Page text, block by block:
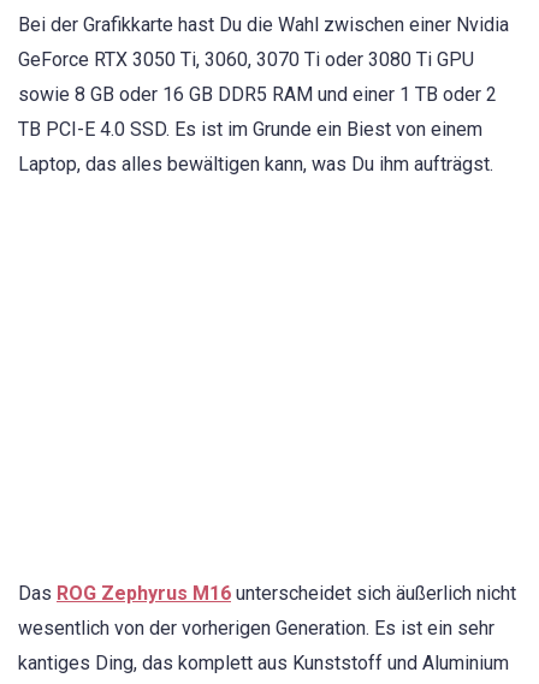
Bei der Grafikkarte hast Du die Wahl zwischen einer Nvidia
GeForce RTX 3050 Ti, 3060, 3070 Ti oder 3080 Ti GPU
sowie 8 GB oder 16 GB DDR5 RAM und einer 1 TB oder 2
TB PCI-E 4.0 SSD. Es ist im Grunde ein Biest von einem
Laptop, das alles bewältigen kann, was Du ihm aufträgst.
Das ROG Zephyrus M16 unterscheidet sich äußerlich nicht
wesentlich von der vorherigen Generation. Es ist ein sehr
kantiges Ding, das komplett aus Kunststoff und Aluminium